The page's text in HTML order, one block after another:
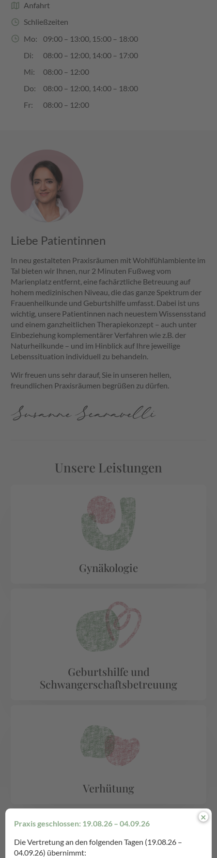
Anfahrt
Schließzeiten
Mo:
09:00 – 13:00 15:00 – 18:00
Di:
08:00 – 12:00 14:00 – 17:00
Mi:
08:00 – 12:00
Do:
08:00 – 12:00 14:00 – 18:00
Fr:
08:00 – 12:00
Liebe Patientinnen
In neu gestalteten Praxisräumen mit Wohlfühlambiente im
Tal bieten wir Ihnen, nur 2 Minuten Fußweg vom
Marienplatz entfernt, eine fachärztliche Betreuung auf
hohem medizinischen Niveau, die das ganze Spektrum der
Frauenheilkunde und Geburtshilfe umfasst. Dabei ist uns
wichtig, unsere Patientinnen nach neuestem Wissensstand
und einem ganzheitlichen Therapiekonzept – auch unter
Einbeziehung komplementärer Verfahren wie z.B. der
Naturheilkunde – und im Hinblick auf Ihre jeweilige
Lebenssituation individuell zu behandeln.
Wir freuen uns sehr darauf, Sie in unseren hellen,
freundlichen Praxisräumen begrüßen zu dürfen.
Unsere Leistungen
Gynäkologie
Geburtshilfe und
Schwangerschafts­be­treu­ung
Verhütung
Praxis geschlossen: 19.08.26 – 04.09.26
Die Vertretung an den folgenden Tagen (19.08.26 –
04.09.26) übernimmt:
×